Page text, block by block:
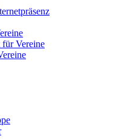
Vereine